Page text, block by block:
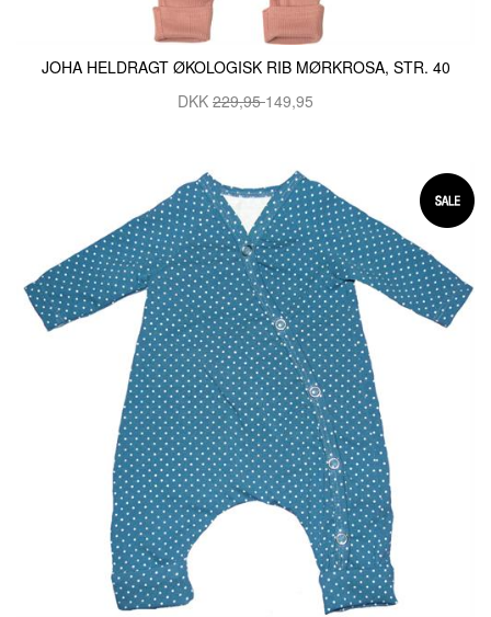
JOHA HELDRAGT ØKOLOGISK RIB MØRKROSA, STR. 40
DKK 229,95149,95